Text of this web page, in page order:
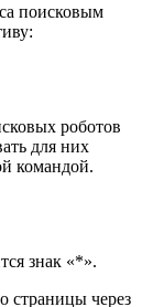
поисковым
роботов
для них
командой.
знак «*».
страницы через